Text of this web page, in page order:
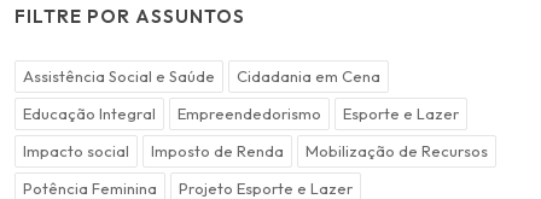
FILTRE POR ASSUNTOS
Assistência Social e Saúde
Cidadania em Cena
Educação Integral
Empreendedorismo
Esporte e Lazer
Impacto social
Imposto de Renda
Mobilização de Recursos
Potência Feminina
Projeto Esporte e Lazer